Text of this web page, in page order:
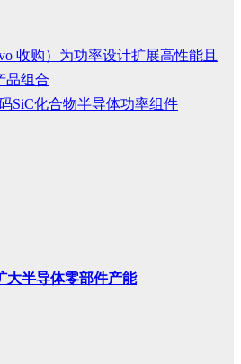
收购）为功率设计扩展高性能且
品组合
SiC化合物半导体功率组件
大半导体零部件产能